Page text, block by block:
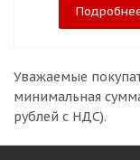
Уважаемые
минимальная
рублей с НДС).